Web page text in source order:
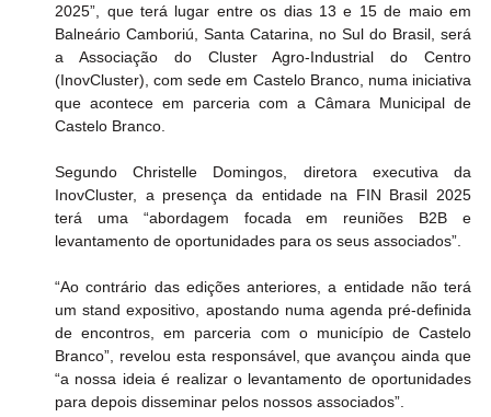
2025”, que terá lugar entre os dias 13 e 15 de maio em
Balneário Camboriú, Santa Catarina, no Sul do Brasil, será
a Associação do Cluster Agro-Industrial do Centro
(InovCluster), com sede em Castelo Branco, numa iniciativa
que acontece em parceria com a Câmara Municipal de
Castelo Branco.
Segundo Christelle Domingos, diretora executiva da
InovCluster, a presença da entidade na FIN Brasil 2025
terá uma “abordagem focada em reuniões B2B e
levantamento de oportunidades para os seus associados”.
“Ao contrário das edições anteriores, a entidade não terá
um stand expositivo, apostando numa agenda pré-definida
de encontros, em parceria com o município de Castelo
Branco”, revelou esta responsável, que avançou ainda que
“a nossa ideia é realizar o levantamento de oportunidades
para depois disseminar pelos nossos associados”.